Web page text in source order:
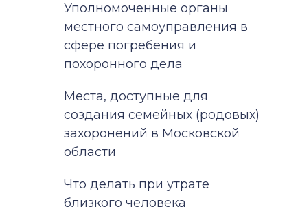
Уполномоченные органы
местного самоуправления в
сфере погребения и
похоронного дела
Места, доступные для
создания семейных (родовых)
захоронений в Московской
области
Что делать при утрате
близкого человека